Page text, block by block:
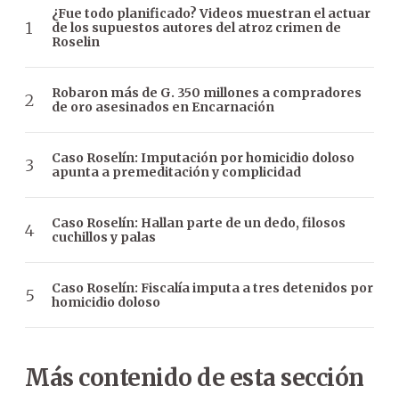
¿Fue todo planificado? Videos muestran el actuar
de los supuestos autores del atroz crimen de
Roselin
Robaron más de G. 350 millones a compradores
de oro asesinados en Encarnación
Caso Roselín: Imputación por homicidio doloso
apunta a premeditación y complicidad
Caso Roselín: Hallan parte de un dedo, filosos
cuchillos y palas
Caso Roselín: Fiscalía imputa a tres detenidos por
homicidio doloso
Más contenido de esta sección